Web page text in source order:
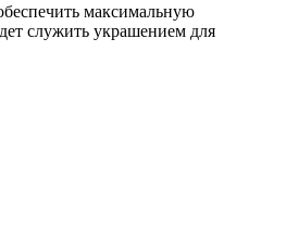
максимальную
служить украшением для